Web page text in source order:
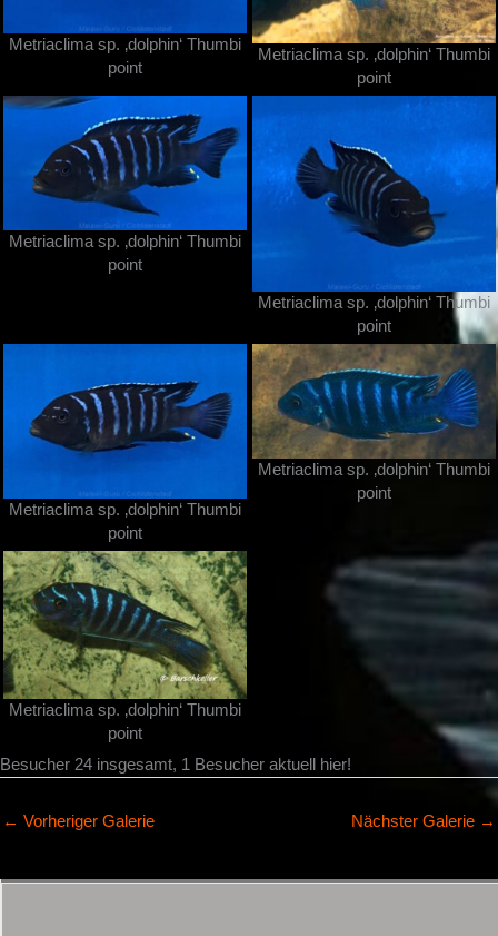
Metriaclima sp. ‚dolphin‘ Thumbi
point
Metriaclima sp. ‚dolphin‘ Thumbi
point
Metriaclima sp. ‚dolphin‘ Thumbi
point
Metriaclima sp. ‚dolphin‘ Thumbi
point
Metriaclima sp. ‚dolphin‘ Thumbi
point
Metriaclima sp. ‚dolphin‘ Thumbi
point
Metriaclima sp. ‚dolphin‘ Thumbi
point
Besucher 24 insgesamt, 1 Besucher aktuell hier!
← Vorheriger Galerie Nächster Galerie →